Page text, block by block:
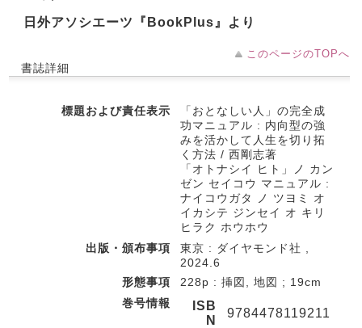
日外アソシエーツ『BookPlus』より
このページのTOPへ
書誌詳細
標題および責任表示
「おとなしい人」の完全成
功マニュアル : 内向型の強
みを活かして人生を切り拓
く方法 / 西剛志著
「オトナシイ ヒト」ノ カン
ゼン セイコウ マニュアル :
ナイコウガタ ノ ツヨミ オ
イカシテ ジンセイ オ キリ
ヒラク ホウホウ
出版・頒布事項
東京 : ダイヤモンド社 ,
2024.6
形態事項
228p : 挿図, 地図 ; 19cm
巻号情報
ISB
N
9784478119211